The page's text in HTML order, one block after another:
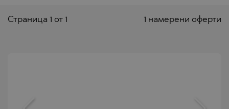
1 намерени оферти
Страницa 1 от 1